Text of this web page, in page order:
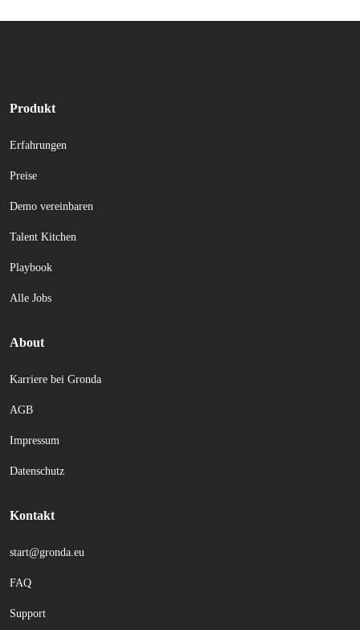
Produkt
Erfahrungen
Preise
Demo vereinbaren
Talent Kitchen
Playbook
Alle Jobs
About
Karriere bei Gronda
AGB
Impressum
Datenschutz
Kontakt
start@gronda.eu
FAQ
Support